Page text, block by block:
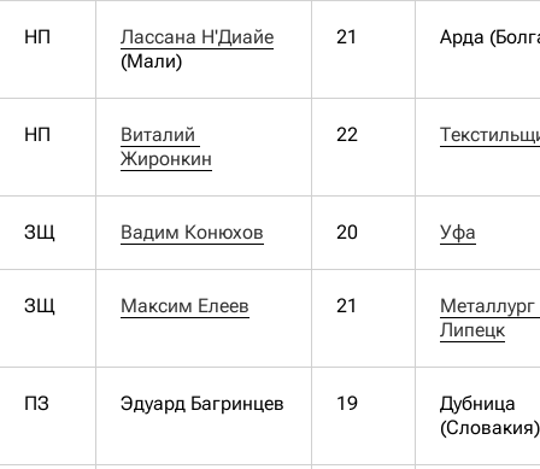
НП
Лассана Н'Диайе
(Мали)
21 Арда
НП
Виталий
Жиронкин
22
ЗЩ Вадим Конюхов 20 Уфа
ЗЩ Максим Елеев 21
Металлург
Липецк
ПЗ Эдуард Багринцев 19
Дубница
(Словакия)